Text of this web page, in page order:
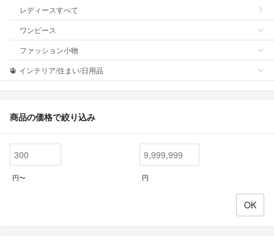
レディースすべて
ワンピース
ファッション小物
インテリア/住まい/日用品
商品の価格で絞り込み
円〜 円